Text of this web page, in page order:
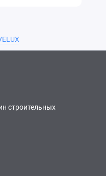
строительных